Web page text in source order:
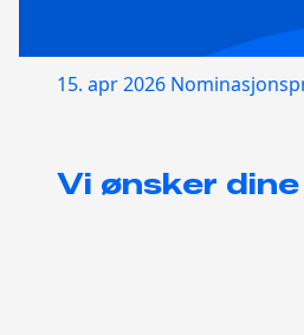
15. apr 2026
Vi ønsker